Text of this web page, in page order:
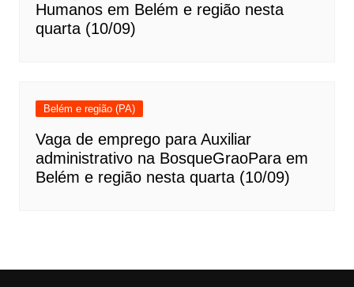
Humanos em Belém e região nesta
quarta (10/09)
Belém e região (PA)
Vaga de emprego para Auxiliar
administrativo na BosqueGraoPara em
Belém e região nesta quarta (10/09)